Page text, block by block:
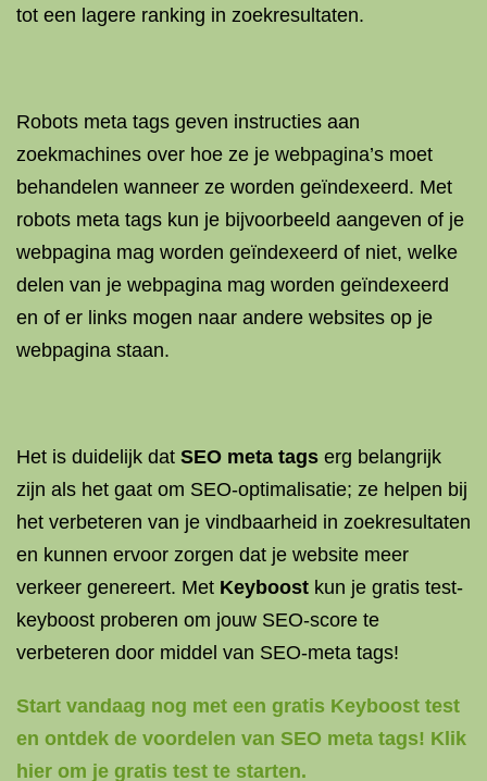
tot een lagere ranking in zoekresultaten.
Robots meta tags geven instructies aan
zoekmachines over hoe ze je webpagina’s moet
behandelen wanneer ze worden geïndexeerd. Met
robots meta tags kun je bijvoorbeeld aangeven of je
webpagina mag worden geïndexeerd of niet, welke
delen van je webpagina mag worden geïndexeerd
en of er links mogen naar andere websites op je
webpagina staan.
Het is duidelijk dat SEO meta tags erg belangrijk
zijn als het gaat om SEO-optimalisatie; ze helpen bij
het verbeteren van je vindbaarheid in zoekresultaten
en kunnen ervoor zorgen dat je website meer
verkeer genereert. Met Keyboost kun je gratis test-
keyboost proberen om jouw SEO-score te
verbeteren door middel van SEO-meta tags!
Start vandaag nog met een gratis Keyboost test
en ontdek de voordelen van SEO meta tags! Klik
hier om je gratis test te starten.